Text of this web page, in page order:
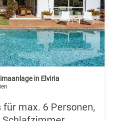
in Elviria
für max. 6 Personen,